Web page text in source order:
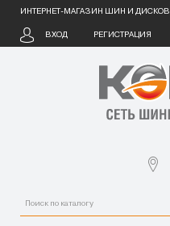
ИНТЕРНЕТ-МАГАЗИН ШИН И ДИСКОВ
ВХОД РЕГИСТРАЦИЯ